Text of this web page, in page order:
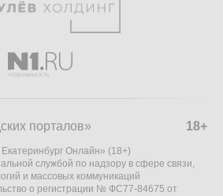
18+
порталов»
Онлайн» (18+)
службой по надзору в сфере связи,
и массовых коммуникаций
о регистрации № ФС77-84675 от